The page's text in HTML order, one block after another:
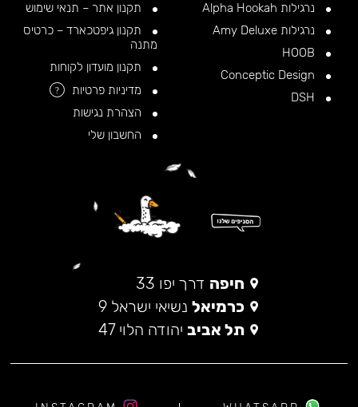
נרגילות Alpha Hookah
נרגילות Amy Deluxe
תקנון אתר – תנאי שימוש
תקנון גיפטכארד – כרטיס
מתנה
תקנון מועדון לקוחות
מדיניות פרטיות
?
הצהרת נגישות
החשבון שלי
חיפה דרך יפו 33
כרמיאל נשיאי ישראל 9
תל אביב יהודה הלוי 47